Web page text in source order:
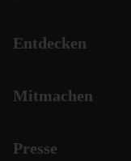
Entdecken
Mitmachen
Presse